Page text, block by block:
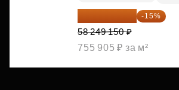
49 511 778 ₽ -15%
58 249 150 ₽
755 905 ₽ за м²